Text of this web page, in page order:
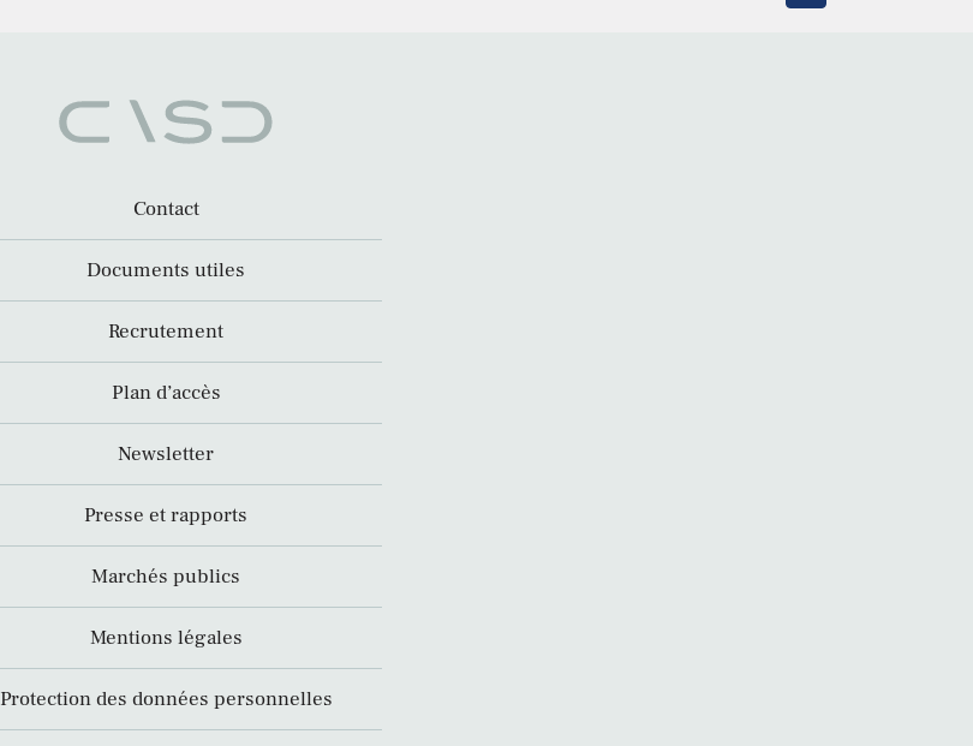
Contact
Documents utiles
Recrutement
Plan d’accès
Newsletter
Presse et rapports
Marchés publics
Mentions légales
Protection des données personnelles